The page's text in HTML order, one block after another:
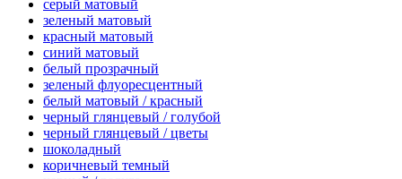
серый матовый
зеленый матовый
красный матовый
синий матовый
белый прозрачный
зеленый флуоресцентный
белый матовый / красный
черный глянцевый / голубой
черный глянцевый / цветы
шоколадный
коричневый темный